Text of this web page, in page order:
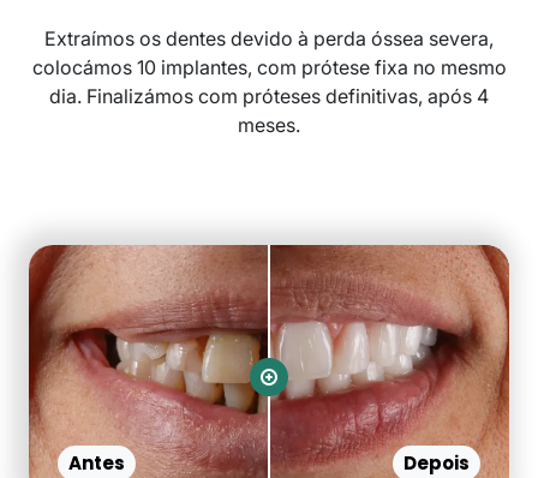
Extraímos os dentes devido à perda óssea severa,
colocámos 10 implantes, com prótese fixa no mesmo
dia. Finalizámos com próteses definitivas, após 4
meses.